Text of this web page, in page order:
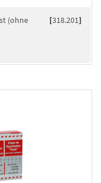
[318.201]
(ohne